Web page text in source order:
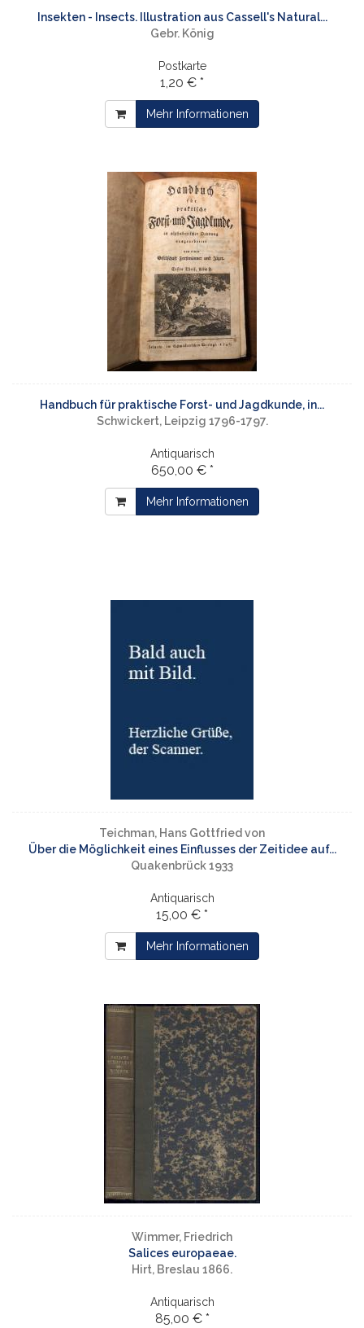
Insekten - Insects. Illustration aus Cassell's Natural...
Gebr. König
Postkarte
1,20 € *
Mehr Informationen
Handbuch für praktische Forst- und Jagdkunde, in...
Schwickert, Leipzig 1796-1797.
Antiquarisch
650,00 € *
Mehr Informationen
Teichman, Hans Gottfried von
Über die Möglichkeit eines Einflusses der Zeitidee auf...
Quakenbrück 1933
Antiquarisch
15,00 € *
Mehr Informationen
Wimmer, Friedrich
Salices europaeae.
Hirt, Breslau 1866.
Antiquarisch
85,00 € *